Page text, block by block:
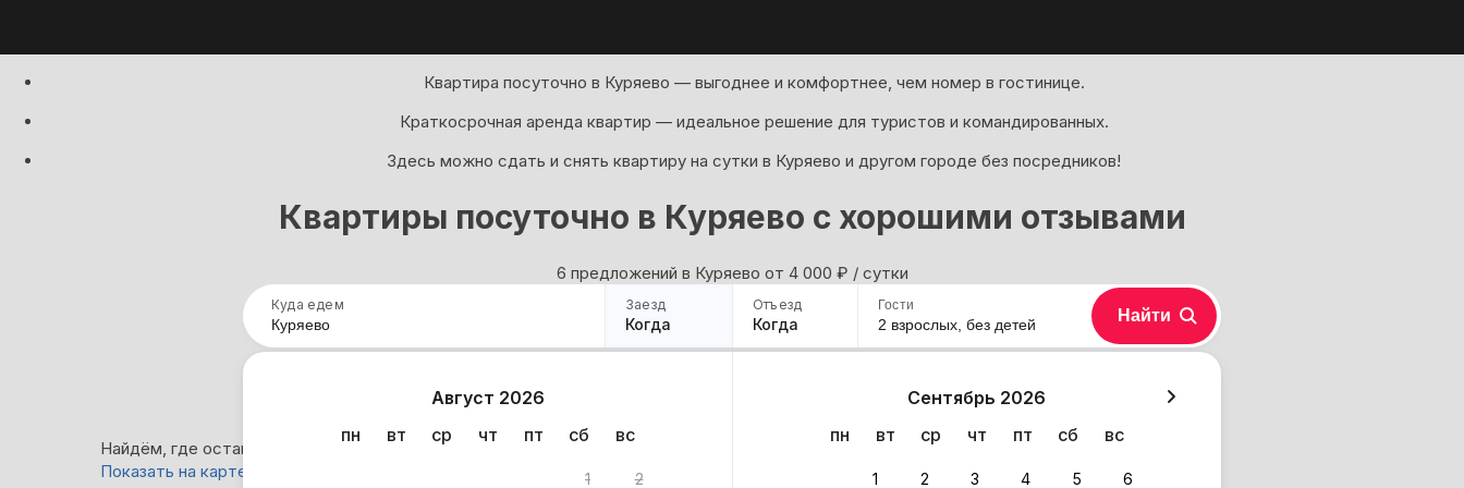
Квартира посуточно в Куряево — выгоднее и комфортнее, чем номер в гостинице.
Краткосрочная аренда квартир — идеальное решение для туристов и командированных.
Здесь можно сдать и снять квартиру на сутки в Куряево и другом городе без посредников!
Квартиры посуточно в Куряево с хорошими отзывами
6 предложений в Куряево oт 4 000 ₽ / сутки
Куда едем Заезд
Когда
Отъезд
Когда
Август 2026
пн
вт ср чт пт сб вс
1 2
Сентябрь 2026
пн
вт ср чт пт сб вс
1 2 3 4 5 6
Гости
2 взрослых, без детей Найти
Найдём, где остановиться в Куряево: 6 вариантов
Показать на карте